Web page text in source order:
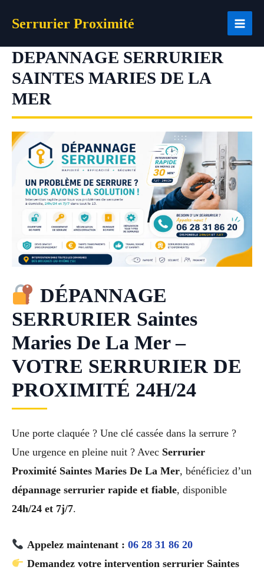
Serrurier Proximité
DEPANNAGE SERRURIER
SAINTES MARIES DE LA
MER
DÉPANNAGE
SERRURIER Saintes
Maries De La Mer –
VOTRE SERRURIER DE
PROXIMITÉ 24H/24
Une porte claquée ? Une clé cassée dans la serrure ?
Une urgence en pleine nuit ? Avec Serrurier
Proximité Saintes Maries De La Mer, bénéficiez d’un
dépannage serrurier rapide et fiable, disponible
24h/24 et 7j/7.
Appelez maintenant : 06 28 31 86 20
Demandez votre intervention serrurier Saintes